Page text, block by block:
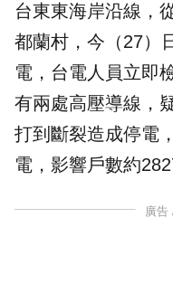
台東東海岸沿線，
都蘭村，今（27）
電 ， 台電人員立即
有兩處高壓導線，
打到斷裂造成停電
電，影響戶數約
廣告